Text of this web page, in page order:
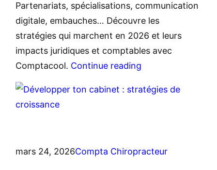
Partenariats, spécialisations, communication
digitale, embauches… Découvre les
stratégies qui marchent en 2026 et leurs
impacts juridiques et comptables avec
Comptacool. Continue reading
mars 24, 2026Compta Chiropracteur